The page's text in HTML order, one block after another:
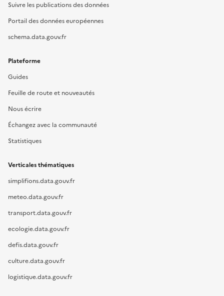
Suivre les publications des données
Portail des données européennes
schema.data.gouv.fr
Plateforme
Guides
Feuille de route et nouveautés
Nous écrire
Échangez avec la communauté
Statistiques
Verticales thématiques
simplifions.data.gouv.fr
meteo.data.gouv.fr
transport.data.gouv.fr
ecologie.data.gouv.fr
defis.data.gouv.fr
culture.data.gouv.fr
logistique.data.gouv.fr